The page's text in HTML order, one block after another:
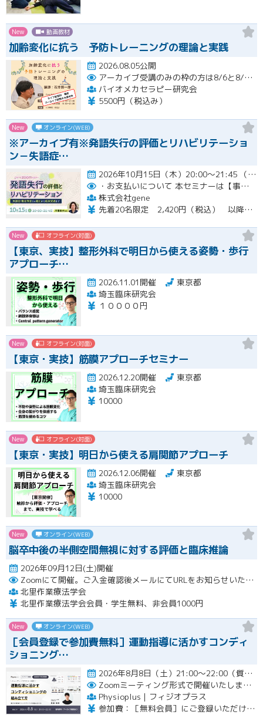
New 動画教材
加齢変化に抗う 予防トレーニングの理論と実践
2026.08.05公開
アーカイブ受講のみの枠の方は8/6と8/20におこなわれる配信終了後に視聴URLをお送りします。
バイオメカセラピー研究会
5500円（税込み）
New オンライン(WEB)
※アーカイブ有※発語失行の評価とリハビリテーショ
ン－失語症…
2026年10月15日（木）20:00～21:45 （受付開始時間 19:45）開催
・お支払いについて 本セミナーは【事前支払い（クレジットカード・銀行振込）】です。
株式会社gene
先着20名限定 2,420円（税込） 以降3,000円（税込） ※お支払い方法：クレジットカード・銀行振込 【キャンセルについて】 決済後はいかなる理由でも返金はいたしませんのでご了承ください。 受講料をお支払いいただいた方には、後日アーカイブの視聴URLをお送りいたします。
New オフライン(対面)
【東京、実技】整形外科で明日から使える姿勢・歩行
アプローチ…
2026.11.01開催
東京都
埼玉臨床研究会
１００００円
New オフライン(対面)
【東京・実技】筋膜アプローチセミナー
2026.12.20開催
東京都
埼玉臨床研究会
10000
New オフライン(対面)
【東京・実技】明日から使える肩関節アプローチ
2026.12.06開催
東京都
埼玉臨床研究会
10000
New オンライン(WEB)
脳卒中後の半側空間無視に対する評価と臨床推論
2026年09月12日(土)開催
Zoomにて開催。ご入金確認後メールにてURLをお知らせいたします。
北里作業療法学会
北里作業療法学会会員・学生無料、非会員1000円
New オンライン(WEB)
［会員登録で参加費無料］運動指導に活かすコンディ
ショニング…
2026年8月8日（土）21:00〜22:00（質疑応答を含む）開催
Zoomミーティング形式で開催いたします。
Physioplus｜フィジオプラス
参加費：［無料会員］にご登録いただければ無料 ・月額会員：参加無料 ・年額会員：参加無料 ・通常チケット：5,000円（税込）